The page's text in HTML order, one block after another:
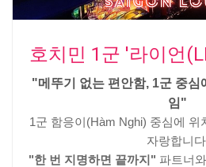
호치민 1군 '라이언
"메뚜기 없는 편안함, 1군 중심
임"
1군 함응이(Hàm Nghi) 중심에 위
자랑합니
"한 번 지명하면 끝까지" 파트너